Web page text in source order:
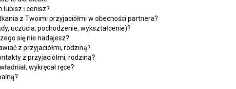
lubisz i cenisz?
z Twoimi przyjaciółmi w obecności partnera?
uczucia, pochodzenie, wykształcenie)?
się nie nadajesz?
z przyjaciółmi, rodziną?
z przyjaciółmi, rodziną?
wykręcał ręce?